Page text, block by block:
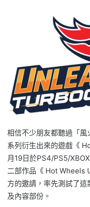
相信不少朋友都聽過「
系列衍生出來的遊戲《
月19日於PS4/PS5/
二部作品《 Hot Wheels
方的邀請，率先測試了
及內容部份。